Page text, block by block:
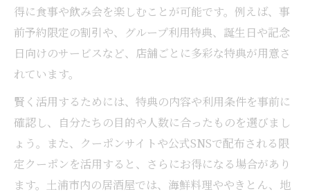
得に食事や飲み会を楽しむことが可能です。例えば、事
前予約限定の割引や、グループ利用特典、誕生日や記念
日向けのサービスなど、店舗ごとに多彩な特典が用意さ
れています。
賢く活用するためには、特典の内容や利用条件を事前に
確認し、自分たちの目的や人数に合ったものを選びまし
ょう。また、クーポンサイトや公式SNSで配布される限
定クーポンを活用すると、さらにお得になる場合があり
ます。土浦市内の居酒屋では、海鮮料理ややきとん、地